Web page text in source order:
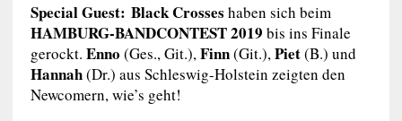
Special Guest: Black Crosses haben sich beim
HAMBURG-BANDCONTEST2019 bis ins Finale
gerockt. Enno (Ges., Git.),Finn(Git.),Piet(B.) und
Hannah(Dr.) aus Schleswig-Holstein zeigten den
Newcomern, wie’s geht!